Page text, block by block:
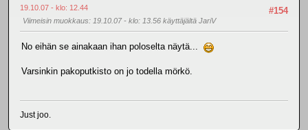
#154
19.10.07 - klo: 12.44
Viimeisin muokkaus: 19.10.07 - klo: 13.56 käyttäjältä JariV
No eihän se ainakaan ihan poloselta näytä...
Varsinkin pakoputkisto on jo todella mörkö.
Just joo.